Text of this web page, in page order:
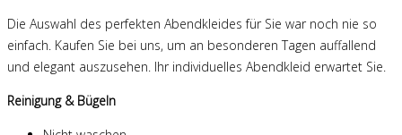
Die Auswahl des perfekten Abendkleides für Sie war noch nie so
einfach. Kaufen Sie bei uns, um an besonderen Tagen auffallend
und elegant auszusehen. Ihr individuelles Abendkleid erwartet Sie.
Reinigung & Bügeln